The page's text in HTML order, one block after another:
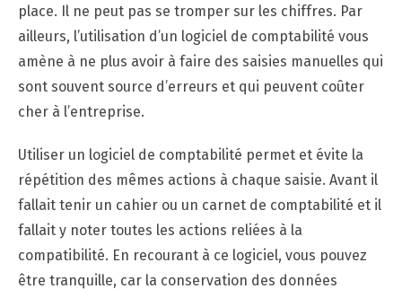
place. Il ne peut pas se tromper sur les chiffres. Par
ailleurs, l’utilisation d’un logiciel de comptabilité vous
amène à ne plus avoir à faire des saisies manuelles qui
sont souvent source d’erreurs et qui peuvent coûter
cher à l’entreprise.
Utiliser un logiciel de comptabilité permet et évite la
répétition des mêmes actions à chaque saisie. Avant il
fallait tenir un cahier ou un carnet de comptabilité et il
fallait y noter toutes les actions reliées à la
compatibilité. En recourant à ce logiciel, vous pouvez
être tranquille, car la conservation des données